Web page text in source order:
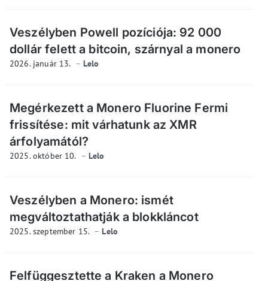
Veszélyben Powell pozíciója: 92 000
dollár felett a bitcoin, szárnyal a monero
2026. január 13. Lelo
Megérkezett a Monero Fluorine Fermi
frissítése: mit várhatunk az XMR
árfolyamától?
2025. október 10. Lelo
Veszélyben a Monero: ismét
megváltoztathatják a blokkláncot
2025. szeptember 15. Lelo
Felfüggesztette a Kraken a Monero